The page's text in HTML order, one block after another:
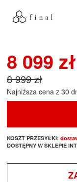
8 099 zł
8 999 zł
Najniższa cena z 30
KOSZT PRZESYŁKI:
DOSTĘPNY W SKLEPIE